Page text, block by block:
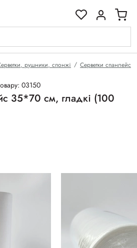
рушники, спонжі Серветки спанлейс
03150
35*70 см, гладкі (100